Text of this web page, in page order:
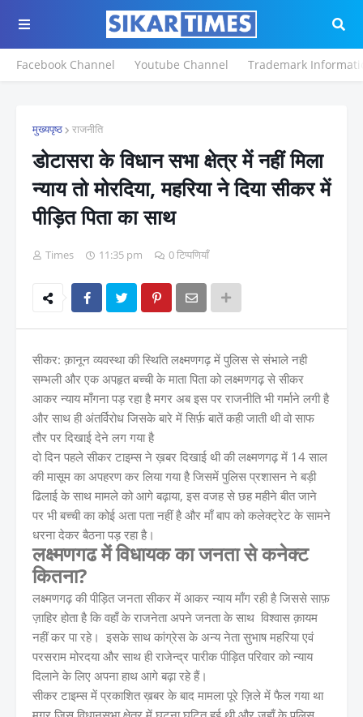
Facebook Channel Youtube Channel Trademark
मुख्यपृष्ठ राजनीति
डोटासरा के विधान सभा क्षेत्र में नहीं मिला
न्याय तो मोरदिया, महरिया ने दिया सीकर में
पीड़ित पिता का साथ
Times 11:35 pm 0 टिप्पणियाँ
सीकर: क़ानून व्यवस्था की स्थिति लक्ष्मणगढ़ में पुलिस से संभाले नही
सम्भली और एक अपहृत बच्ची के माता पिता को लक्ष्मणगढ़ से सीकर
आकर न्याय माँगना पड़ रहा है मगर अब इस पर राजनीति भी गर्माने लगी है
और साथ ही अंतर्विरोध जिसके बारे में सिर्फ़ बातें कही जाती थी वो साफ
तौर पर दिखाई देने लग गया है
दो दिन पहले सीकर टाइम्स ने ख़बर दिखाई थी की लक्ष्मणगढ़ में 14 साल
की मासूम का अपहरण कर लिया गया है जिसमें पुलिस प्रशासन ने बड़ी
ढिलाई के साथ मामले को आगे बढ़ाया, इस वजह से छह महीने बीत जाने
पर भी बच्ची का कोई अता पता नहीं है और माँ बाप को कलेक्ट्रेट के सामने
धरना देकर बैठना पड़ रहा है।
लक्ष्मणगढ में विधायक का जनता से कनेक्ट
कितना?
लक्ष्मणगढ़ की पीड़ित जनता सीकर में आकर न्याय माँग रही है जिससे साफ़
ज़ाहिर होता है कि वहाँ के राजनेता अपने जनता के साथ विश्वास क़ायम
नहीं कर पा रहे। इसके साथ कांग्रेस के अन्य नेता सुभाष महरिया एवं
परसराम मोरदया और साथ ही राजेन्द्र पारीक पीड़ित परिवार को न्याय
दिलाने के लिए अपना हाथ आगे बढ़ा रहे हैं।
सीकर टाइम्स में प्रकाशित ख़बर के बाद मामला पूरे ज़िले में फैल गया था